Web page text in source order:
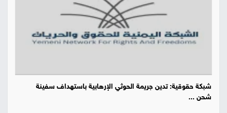
شبكة حقوقية: تدين جريمة الحوثي الإرهابية باستهداف سفينة
شحن ...